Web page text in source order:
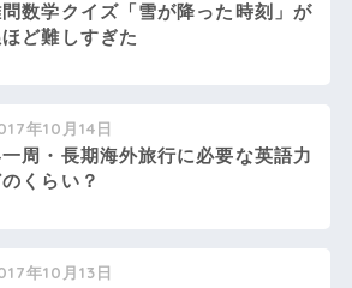
数学クイズ「雪が降った時刻」が
ど難しすぎた
年10月14日
周・長期海外旅行に必要な英語力
くらい？
年10月13日